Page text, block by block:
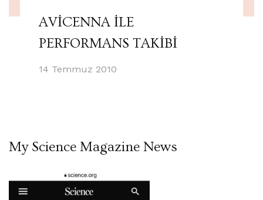
AVİCENNA İLE
PERFORMANS TAKİBİ
14 Temmuz 2010
My Science Magazine News